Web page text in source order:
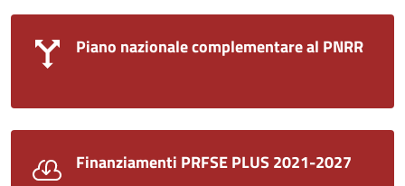
Piano nazionale complementare al PNRR
Finanziamenti PRFSE PLUS 2021-2027